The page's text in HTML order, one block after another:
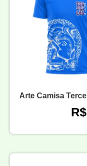
Arte Camisa